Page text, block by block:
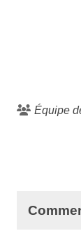
Équipe